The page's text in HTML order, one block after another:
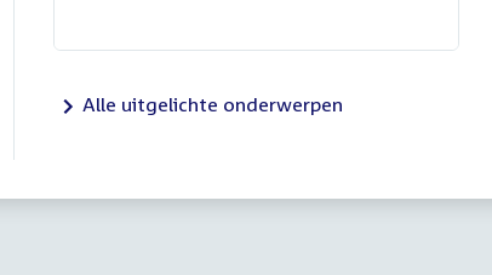
Alle uitgelichte onderwerpen